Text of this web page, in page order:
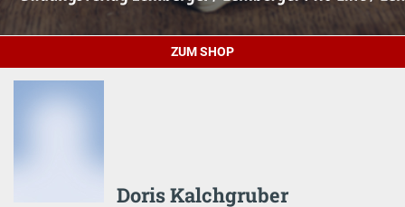
ZUM SHOP
Doris Kalchgruber